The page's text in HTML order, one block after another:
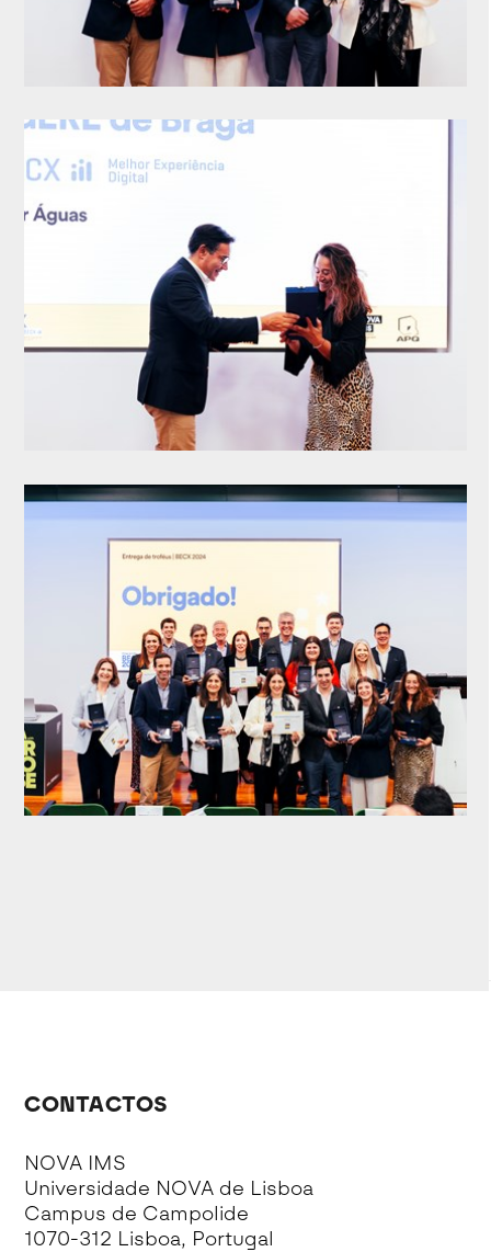
CONTACTOS
NOVA IMS
Universidade NOVA de Lisboa
Campus de Campolide
1070-312 Lisboa, Portugal